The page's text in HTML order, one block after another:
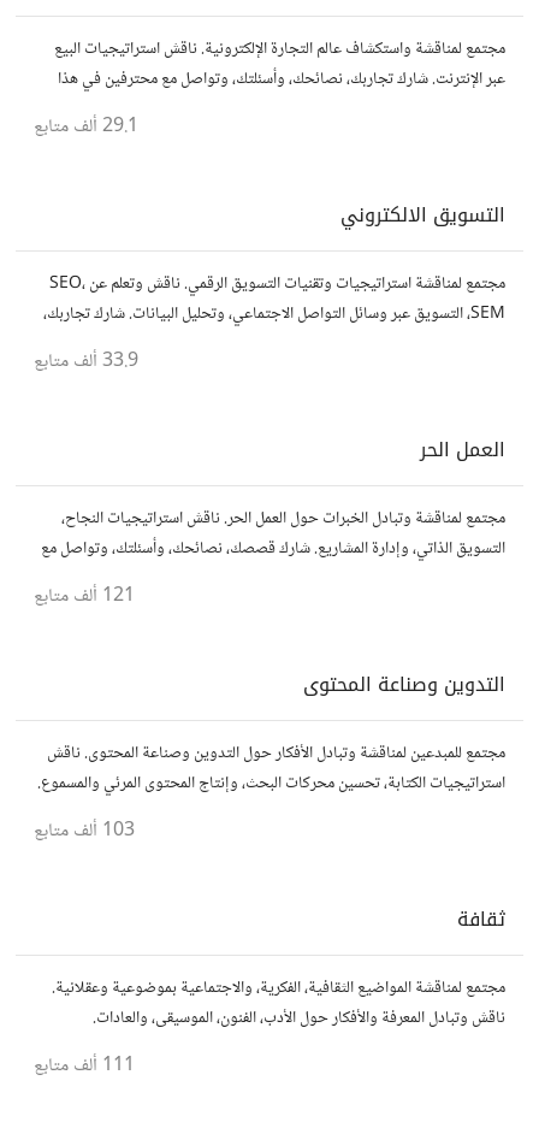
مجتمع لمناقشة واستكشاف عالم التجارة الإلكترونية. ناقش استراتيجيات البيع
عبر الإنترنت. شارك تجاربك، نصائحك، وأسئلتك، وتواصل مع محترفين في هذا
29.1 ألف متابع
التسويق الالكتروني
مجتمع لمناقشة استراتيجيات وتقنيات التسويق الرقمي. ناقش وتعلم عن SEO،
SEM، التسويق عبر وسائل التواصل الاجتماعي، وتحليل البيانات. شارك تجاربك،
33.9 ألف متابع
العمل الحر
مجتمع لمناقشة وتبادل الخبرات حول العمل الحر. ناقش استراتيجيات النجاح،
التسويق الذاتي، وإدارة المشاريع. شارك قصصك، نصائحك، وأسئلتك، وتواصل مع
121 ألف متابع
التدوين وصناعة المحتوى
مجتمع للمبدعين لمناقشة وتبادل الأفكار حول التدوين وصناعة المحتوى. ناقش
استراتيجيات الكتابة، تحسين محركات البحث، وإنتاج المحتوى المرئي والمسموع.
103 ألف متابع
ثقافة
مجتمع لمناقشة المواضيع الثقافية، الفكرية، والاجتماعية بموضوعية وعقلانية.
ناقش وتبادل المعرفة والأفكار حول الأدب، الفنون، الموسيقى، والعادات.
111 ألف متابع